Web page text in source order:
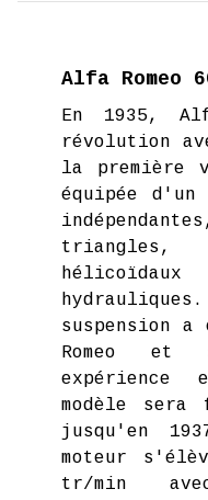
Alfa Romeo
En 1935,
révolution
la première
équipée
suspension
Romeo et
expérience
modèle sera
jusqu'en
moteur
tr/min